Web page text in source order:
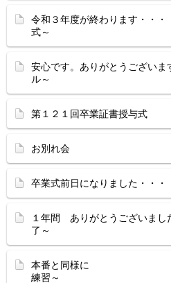
令和３年度が終わりま
式～
安心です。ありがとうござい
ル～
第１２１回卒業証書授与式
お別れ会
卒業式前日になりました・・・
１年間 ありがとうござ
了～
本番と同様に
練習～